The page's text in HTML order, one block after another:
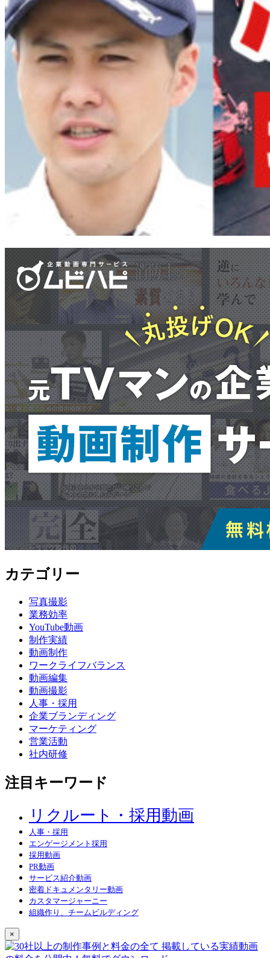
カテゴリー
写真撮影
業務効率
YouTube動画
制作実績
動画制作
ワークライフバランス
動画編集
動画撮影
人事・採用
企業ブランディング
マーケティング
営業活動
社内研修
注目キーワード
リクルート・採用動画
人事・採用
エンゲージメント採用
採用動画
PR動画
サービス紹介動画
密着ドキュメンタリー動画
カスタマージャーニー
組織作り、チームビルディング
×